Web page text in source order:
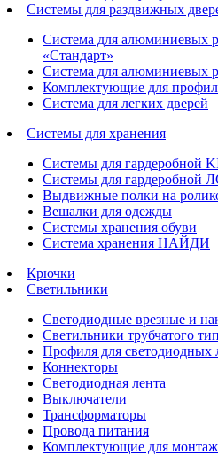
Системы для раздвижных
Система для алюминиевых
«Стандарт»
Система для алюминиевых
Комплектующие для
Система для легких дверей
Системы для хранения
Системы для гардеробной
Системы для гардеробной
Выдвижные полки на
Вешалки для одежды
Системы хранения обуви
Система хранения НАЙДИ
Крючки
Светильники
Светодиодные врезные и
Светильники трубчатого
Профиля для светодиодных
Коннекторы
Светодиодная лента
Выключатели
Трансформаторы
Провода питания
Комплектующие для